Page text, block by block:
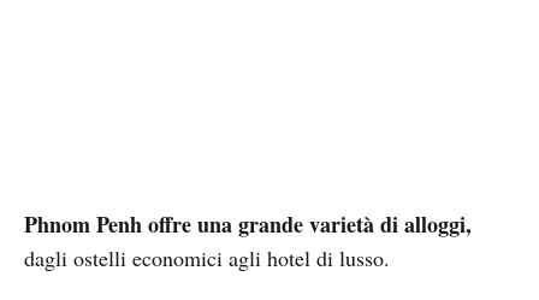
Phnom Penh offre una grande varietà di alloggi,
dagli ostelli economici agli hotel di lusso.